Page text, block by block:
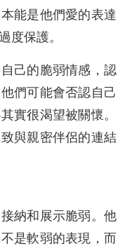
能是他們愛的表達
度保護。
己的脆弱情感，認
們可能會否認自己
實很渴望被關懷。
與親密伴侶的連結
納和展示脆弱。他
是軟弱的表現，而